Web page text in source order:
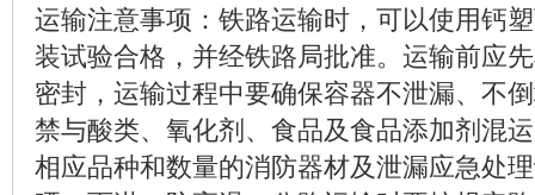
运输注意事项：铁路运输时，可以使用钙
装试验合格，并经铁路局批准。运输前应
密封，运输过程中要确保容器不泄漏、不
禁与酸类、氧化剂、食品及食品添加剂混
相应品种和数量的消防器材及泄漏应急处